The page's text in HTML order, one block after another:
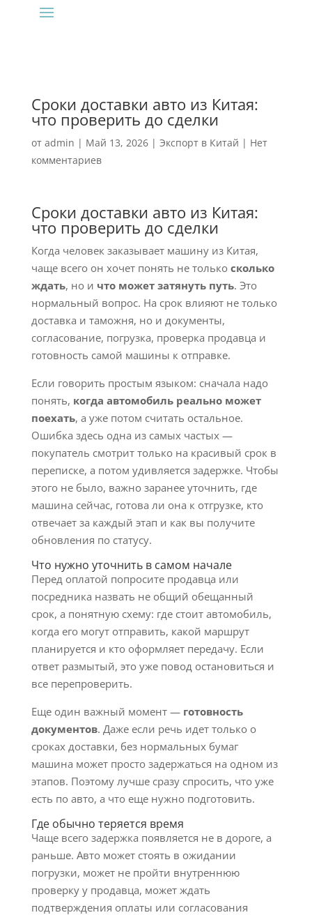
Сроки доставки авто из Китая:
что проверить до сделки
от admin | Май 13, 2026| Экспорт в Китай | Нет
комментариев
Сроки доставки авто из Китая:
что проверить до сделки
Когда человек заказывает машину из Китая,
чаще всего он хочет понять не только сколько
ждать, но и что может затянуть путь. Это
нормальный вопрос. На срок влияют не только
доставка и таможня, но и документы,
согласование, погрузка, проверка продавца и
готовность самой машины к отправке.
Если говорить простым языком: сначала надо
понять, когда автомобиль реально может
поехать, а уже потом считать остальное.
Ошибка здесь одна из самых частых —
покупатель смотрит только на красивый срок в
переписке, а потом удивляется задержке. Чтобы
этого не было, важно заранее уточнить, где
машина сейчас, готова ли она к отгрузке, кто
отвечает за каждый этап и как вы получите
обновления по статусу.
Что нужно уточнить в самом начале
Перед оплатой попросите продавца или
посредника назвать не общий обещанный
срок, а понятную схему: где стоит автомобиль,
когда его могут отправить, какой маршрут
планируется и кто оформляет передачу. Если
ответ размытый, это уже повод остановиться и
все перепроверить.
Еще один важный момент — готовность
документов. Даже если речь идет только о
сроках доставки, без нормальных бумаг
машина может просто задержаться на одном из
этапов. Поэтому лучше сразу спросить, что уже
есть по авто, а что еще нужно подготовить.
Где обычно теряется время
Чаще всего задержка появляется не в дороге, а
раньше. Авто может стоять в ожидании
погрузки, может не пройти внутреннюю
проверку у продавца, может ждать
подтверждения оплаты или согласования